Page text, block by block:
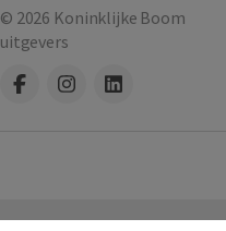
© 2026 Koninklijke Boom
uitgevers